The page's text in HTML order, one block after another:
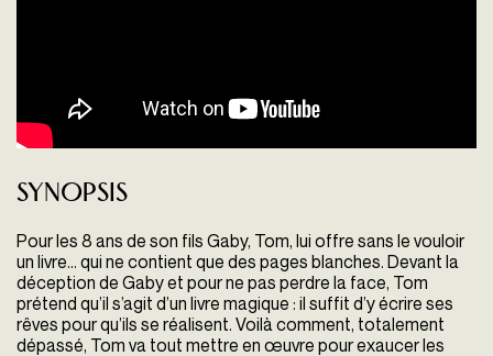
Synopsis
Pour les 8 ans de son fils Gaby, Tom, lui offre sans le vouloir
un livre… qui ne contient que des pages blanches. Devant la
déception de Gaby et pour ne pas perdre la face, Tom
prétend qu’il s’agit d’un livre magique : il suffit d’y écrire ses
rêves pour qu’ils se réalisent. Voilà comment, totalement
dépassé, Tom va tout mettre en œuvre pour exaucer les